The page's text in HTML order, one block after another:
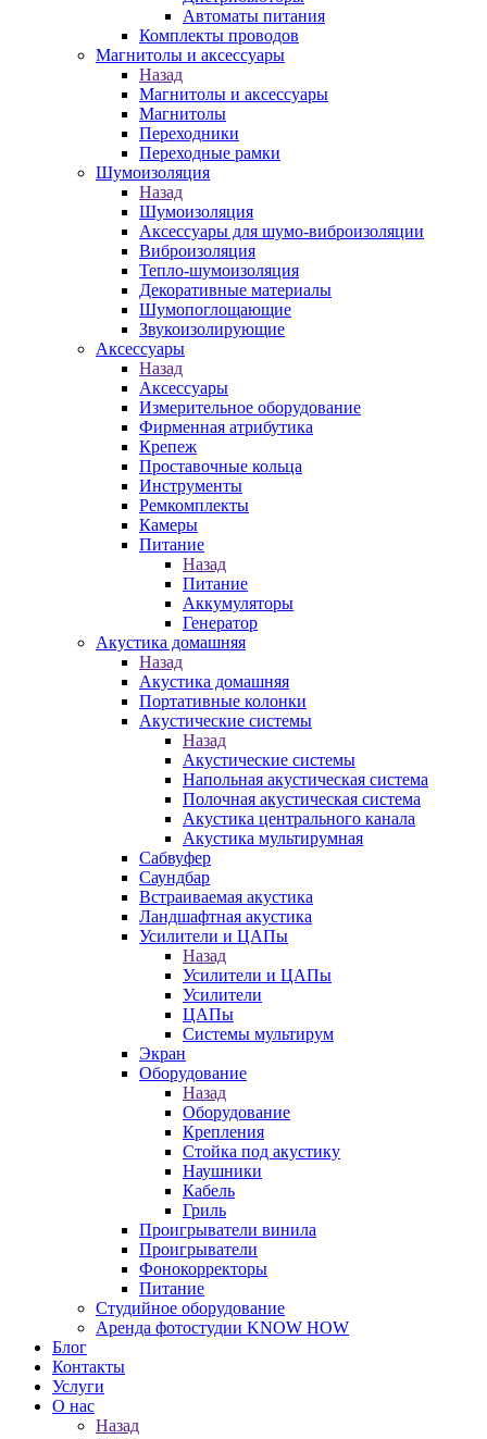
Автоматы питания
Комплекты проводов
Магнитолы и аксессуары
Назад
Магнитолы и аксессуары
Магнитолы
Переходники
Переходные рамки
Шумоизоляция
Назад
Шумоизоляция
Аксессуары для шумо-виброизоляции
Виброизоляция
Тепло-шумоизоляция
Декоративные материалы
Шумопоглощающие
Звукоизолирующие
Аксессуары
Назад
Аксессуары
Измерительное оборудование
Фирменная атрибутика
Крепеж
Проставочные кольца
Инструменты
Ремкомплекты
Камеры
Питание
Назад
Питание
Аккумуляторы
Генератор
Акустика домашняя
Назад
Акустика домашняя
Портативные колонки
Акустические системы
Назад
Акустические системы
Напольная акустическая система
Полочная акустическая система
Акустика центрального канала
Акустика мультирумная
Сабвуфер
Саундбар
Встраиваемая акустика
Ландшафтная акустика
Усилители и ЦАПы
Назад
Усилители и ЦАПы
Усилители
ЦАПы
Системы мультирум
Экран
Оборудование
Назад
Оборудование
Крепления
Стойка под акустику
Наушники
Кабель
Гриль
Проигрыватели винила
Проигрыватели
Фонокорректоры
Питание
Студийное оборудование
Аренда фотостудии KNOW HOW
Блог
Контакты
Услуги
О нас
Назад